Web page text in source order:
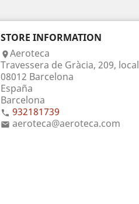
STORE INFORMATION
Aeroteca
Travessera de Gràcia, 209, local
08012 Barcelona
España
Barcelona
 932181739
 aeroteca@aeroteca.com